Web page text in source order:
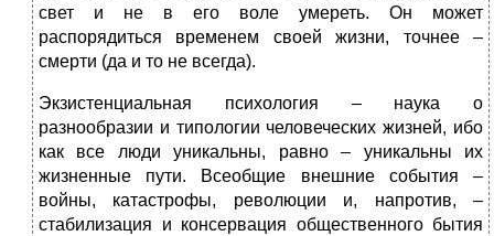
свет и не в его воле умереть. Он может
распорядиться временем своей жизни, точнее –
смерти (да и то не всегда).
Экзистенциальная психология – наука о
разнообразии и типологии человеческих жизней, ибо
как все люди уникальны, равно – уникальны их
жизненные пути. Всеобщие внешние события –
войны, катастрофы, революции и, напротив, –
стабилизация и консервация общественного бытия